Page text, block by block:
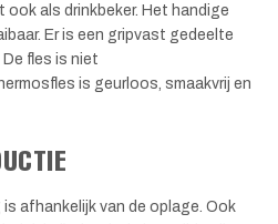
als drinkbeker. Het handige
Er is een gripvast gedeelte
fles is niet
is geurloos, smaakvrij en
afhankelijk van de oplage. Ook